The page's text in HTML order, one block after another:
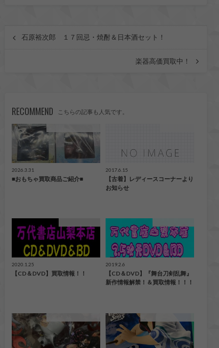
石原裕次郎 １７回忌・焼酎＆日本酒セット！
楽器高価買取中！
RECOMMEND こちらの記事も人気です。
2026.3.31
■おもちゃ買取商品ご紹介■
2017.6.15
【古着】レディースコーナーより
お知らせ
2020.1.25
【CD＆DVD】買取情報！！
2019.2.6
【CD＆DVD】『舞台刀剣乱舞』
新作情報解禁！＆買取情報！！！